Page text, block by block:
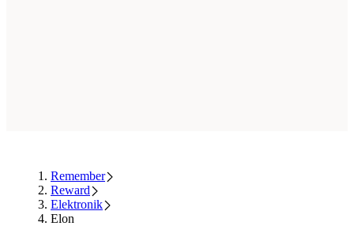
Remember
Reward
Elektronik
Elon